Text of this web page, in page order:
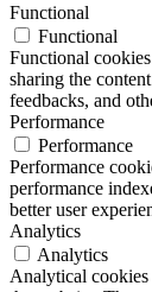
Functional
Functional
Functional
sharing the
feedbacks, and
Performance
Performance
Performance
performance
better user
Analytics
Analytics
Analytical cookies